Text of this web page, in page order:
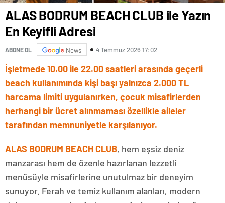
ALAS BODRUM BEACH CLUB ile Yazın
En Keyifli Adresi
ABONE OL News 4 Temmuz 2026 17:02
İşletmede 10.00 ile 22.00 saatleri arasında geçerli
beach kullanımında kişi başı yalnızca 2.000 TL
harcama limiti uygulanırken, çocuk misafirlerden
herhangi bir ücret alınmaması özellikle aileler
tarafından memnuniyetle karşılanıyor.
ALAS BODRUM BEACH CLUB, hem eşsiz deniz
manzarası hem de özenle hazırlanan lezzetli
menüsüyle misafirlerine unutulmaz bir deneyim
sunuyor. Ferah ve temiz kullanım alanları, modern